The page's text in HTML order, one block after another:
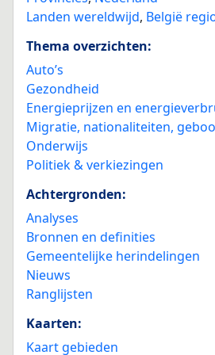
Landen wereldwijd, België
Thema overzichten:
Auto’s
Gezondheid
Energieprijzen en
Migratie, nationaliteiten,
Onderwijs
Politiek & verkiezingen
Achtergronden:
Analyses
Bronnen en definities
Gemeentelijke herindelingen
Nieuws
Ranglijsten
Kaarten:
Kaart gebieden